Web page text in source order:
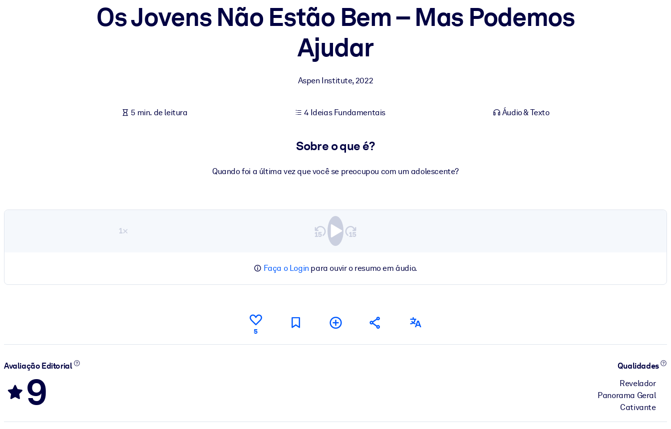
Leve conhecimento verificado e conciso para seu LMS/LXP para resultados de aprendizagem mais sólidos.
Alimente seus sistemas de IA com conhecimento confiável e estruturado para melhorar os resultados.
Os Jovens Não Estão Bem – Mas Podemos
Ajudar
Aspen Institute,2022
5 min. de leitura 4 Ideias Fundamentais Áudio & Texto
Sobre o que é?
Quando foi a última vez que você se preocupou com um adolescente?
1×
Faça o Login para ouvir o resumo em áudio.
5
Avaliação Editorial
9
Qualidades
Revelador
Panorama Geral
Cativante